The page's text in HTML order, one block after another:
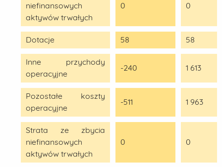
niefinansowych
aktywów trwałych
0 0
Dotacje 58 58
Inne przychody
operacyjne
-240 1 613
Pozostałe koszty
operacyjne
-511 1 963
Strata ze zbycia
niefinansowych
aktywów trwałych
0 0